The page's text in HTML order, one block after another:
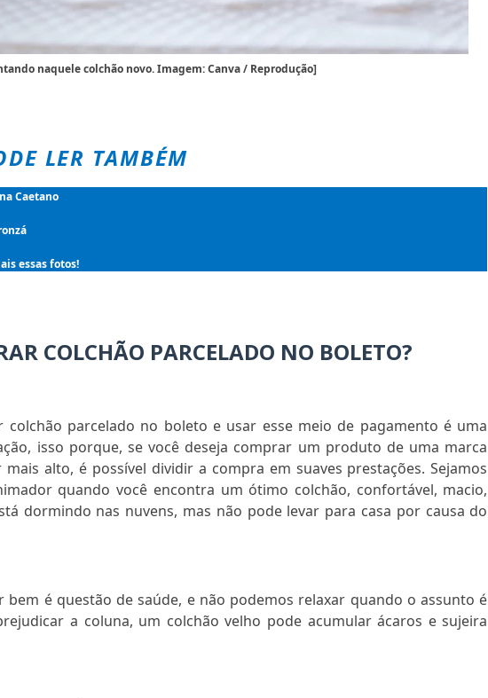
naquele colchão novo. Imagem: Canva / Reprodução]
LER TAMBÉM
Caetano
essas fotos!
COLCHÃO PARCELADO NO BOLETO?
colchão parcelado no boleto e usar esse meio de pagamento é uma
isso porque, se você deseja comprar um produto de uma marca
alto, é possível dividir a compra em suaves prestações. Sejamos
quando você encontra um ótimo colchão, confortável, macio,
dormindo nas nuvens, mas não pode levar para casa por causa do
é questão de saúde, e não podemos relaxar quando o assunto é
a coluna, um colchão velho pode acumular ácaros e sujeira